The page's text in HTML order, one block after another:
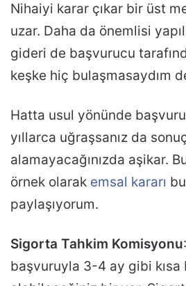
Nihaiyi karar çıkar bir üst
uzar. Daha da önemlisi
gideri de başvurucu
keşke hiç bulaşmasaydım
Hatta usul yönünde
yıllarca uğraşsanız da
alamayacağınızda aşikar.
örnek olarak emsal kararı
paylaşıyorum.
Sigorta Tahkim Komisyonu
başvuruyla 3-4 ay gibi kısa